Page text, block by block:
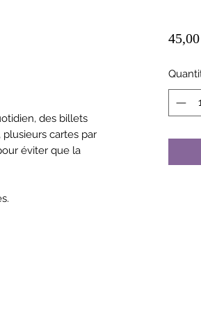
des billets
plusieurs cartes par
éviter que la